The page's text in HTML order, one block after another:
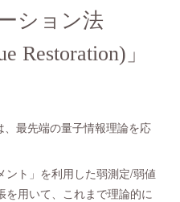
ション法
Restoration)」
最先端の量子情報理論を応
ント」を利用した弱測定/弱値
を用いて、これまで理論的に